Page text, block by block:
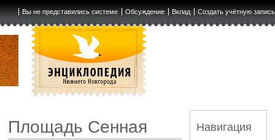
Вы не представились системе Обсуждение Вклад Создать учётную запись
Площадь Сенная Навигация